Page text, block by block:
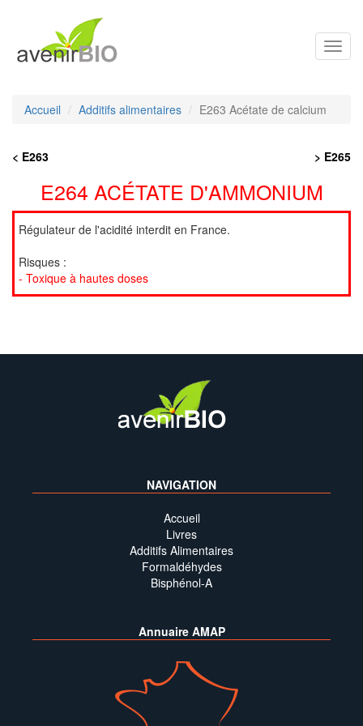
Accueil Additifs alimentaires E263 Acétate de calcium
< E263 > E265
E264 ACÉTATE D'AMMONIUM
Régulateur de l'acidité interdit en France.
Risques :
- Toxique à hautes doses
NAVIGATION
Accueil
Livres
Additifs Alimentaires
Formaldéhydes
Bisphénol-A
Annuaire AMAP